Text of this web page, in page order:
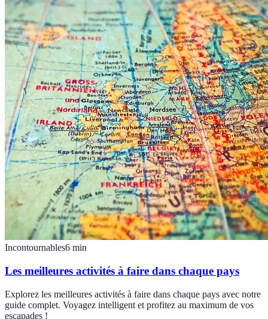
Incontournables6 min
Les meilleures activités à faire dans chaque pays
Explorez les meilleures activités à faire dans chaque pays avec notre
guide complet. Voyagez intelligent et profitez au maximum de vos
escapades !